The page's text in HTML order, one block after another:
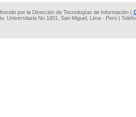
por la Dirección de Tecnologías de Información (
Universitaria No 1801, San Miguel, Lima - Perú |